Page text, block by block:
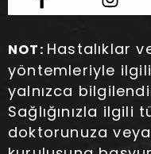
NOT: Hastalıklar
yöntemleriyle
yalnızca
Sağlığınızla ilgili
doktorunuza